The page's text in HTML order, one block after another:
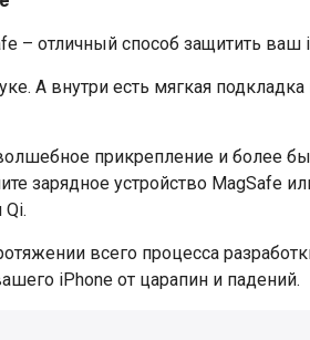
– отличный способ защитить ваш
А внутри есть мягкая
прикрепление и более
зарядное устройство MagSafe
Qi.
всего процесса
iPhone от царапин и падений.